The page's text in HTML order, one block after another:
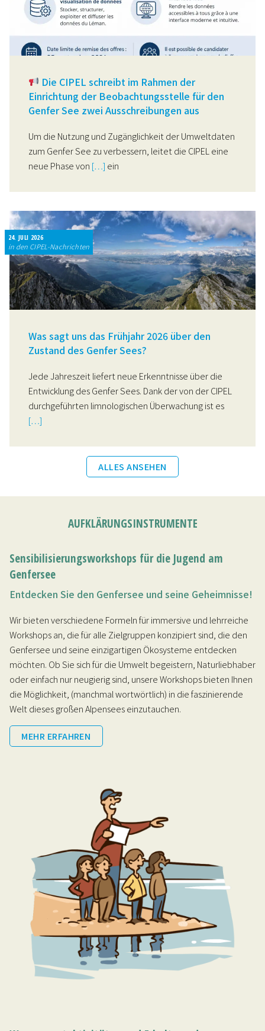
Die CIPEL schreibt im Rahmen der
Einrichtung der Beobachtungsstelle für den
Genfer See zwei Ausschreibungen aus
Um die Nutzung und Zugänglichkeit der Umweltdaten
zum Genfer See zu verbessern, leitet die CIPEL eine
neue Phase von […] ein
24. JULI 2026
in den CIPEL-Nachrichten
Was sagt uns das Frühjahr 2026 über den
Zustand des Genfer Sees?
Jede Jahreszeit liefert neue Erkenntnisse über die
Entwicklung des Genfer Sees. Dank der von der CIPEL
durchgeführten limnologischen Überwachung ist es
[…]
ALLES ANSEHEN
AUFKLÄRUNGSINSTRUMENTE
Sensibilisierungsworkshops für die Jugend am
Genfersee
Entdecken Sie den Genfersee und seine Geheimnisse!
Wir bieten verschiedene Formeln für immersive und lehrreiche
Workshops an, die für alle Zielgruppen konzipiert sind, die den
Genfersee und seine einzigartigen Ökosysteme entdecken
möchten. Ob Sie sich für die Umwelt begeistern, Naturliebhaber
oder einfach nur neugierig sind, unsere Workshops bieten Ihnen
die Möglichkeit, (manchmal wortwörtlich) in die faszinierende
Welt dieses großen Alpensees einzutauchen.
MEHR ERFAHREN